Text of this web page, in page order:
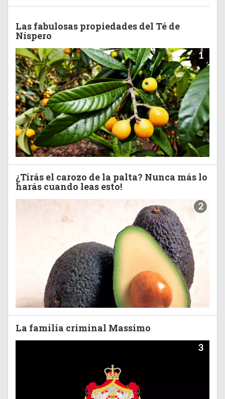
Las fabulosas propiedades del Té de
Níspero
1
¿Tirás el carozo de la palta? Nunca más lo
harás cuando leas esto!
2
La familia criminal Massimo
3